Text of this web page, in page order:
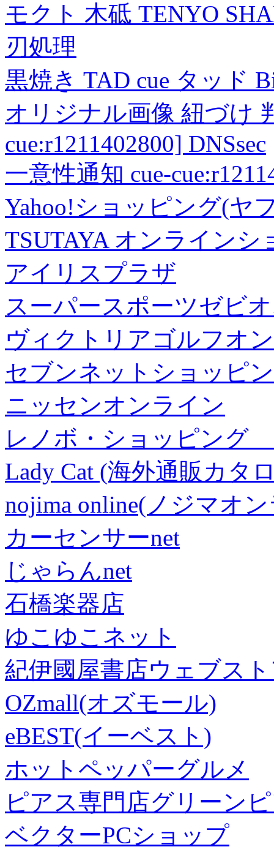
モクト 木砥 TENYO
刃処理
黒焼き TAD cue タッド
オリジナル画像 紐づけ
cue:r1211402800] DNSsec
一意性通知 cue-
Yahoo!ショッピング(ヤ
TSUTAYA オンラインシ
アイリスプラザ
スーパースポーツゼビ
ヴィクトリアゴルフオ
セブンネットショッピ
ニッセンオンライン
レノボ・ショッピング
Lady Cat (海外通販カタ
nojima online(ノジマオ
カーセンサーnet
じゃらんnet
石橋楽器店
ゆこゆこネット
紀伊國屋書店ウェブス
OZmall(オズモール)
eBEST(イーベスト)
ホットペッパーグルメ
ピアス専門店グリーン
ベクターPCショップ